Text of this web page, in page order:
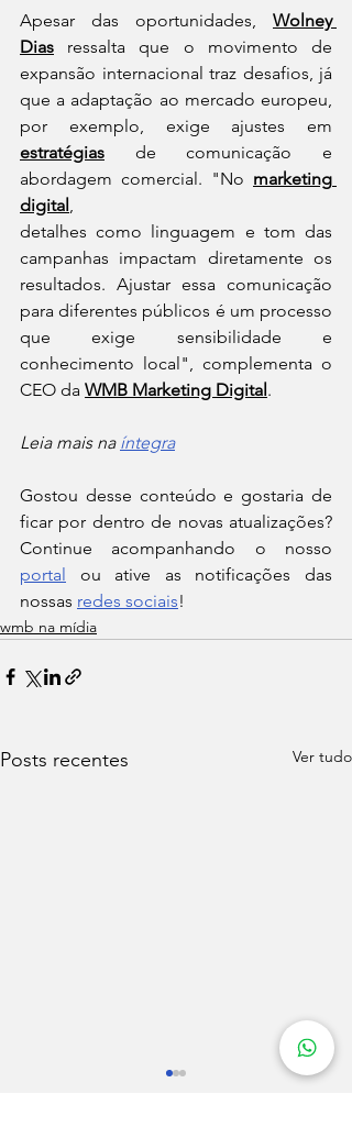
Apesar das oportunidades, Wolney
Dias ressalta que o movimento de
expansão internacional traz desafios, já
que a adaptação ao mercado europeu,
estratégias de comunicação e
abordagem comercial. "No marketing
digital ,
detalhes como linguagem e tom das
campanhas impactam diretamente os
resultados. Ajustar essa comunicação
para diferentes públicos é um processo
que exige sensibilidade e
conhecimento local", complementa o
CEO da WMB Marketing Digital .
Leia mais na íntegra
Gostou desse conteúdo e gostaria de
ficar por dentro de novas atualizações?
portal
ou ative as notificações das
nossas redes sociais!
wmb na mídia
Posts recentes Ver tudo